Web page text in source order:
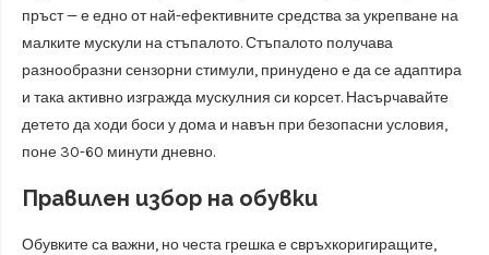
пръст — е едно от най-ефективните средства за укрепване на
малките мускули на стъпалото. Стъпалото получава
разнообразни сензорни стимули, принудено е да се адаптира
и така активно изгражда мускулния си корсет. Насърчавайте
детето да ходи боси у дома и навън при безопасни условия,
поне 30-60 минути дневно.
Правилен избор на обувки
Обувките са важни, но честа грешка е свръхкоригиращите,